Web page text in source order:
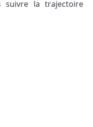
suivre la trajectoire